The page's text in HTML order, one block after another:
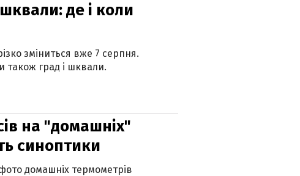
де і коли
зміниться вже 7 серпня.
також град і шквали.
на "домашніх"
синоптики
домашніх термометрів